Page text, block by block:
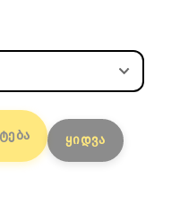
ყიდვა